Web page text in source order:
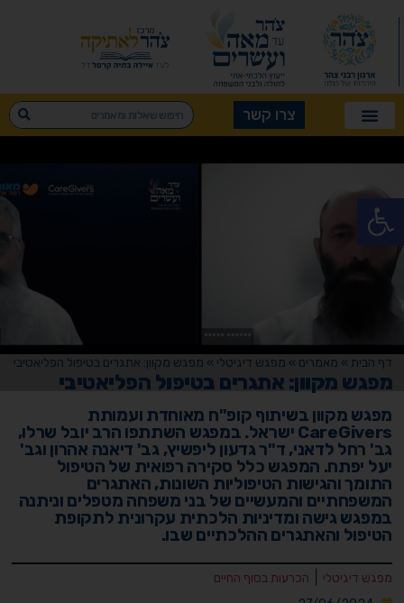
פתח סרגל נגישות
צרו קשר
דף הבית » מאמרים » מפגש דיגיטלי » מפגש מקוון: אתגרים בטיפול הפליאטיבי
מפגש מקוון: אתגרים בטיפול הפליאטיבי
מפגש מקוון בשיתוף קופ"ח מאוחדת ועמותת
CareGivers ישראל. במפגש השתתפו הרב יובל שרלו,
גב' רחל לדאני, ד"ר גדעון ליפשיץ, גב' דיאנה אהרון וגב'
יעל יפתח. המפגש כלל סקירה רפואית של הטיפול
התומך והגישות הטיפוליות השונות, האתגרים
המשפחתיים והמעשיים של בני משפחה מטפלים וניתנה
במפגש גישה ומדיניות הלכתית עקרונית לתקופת
הטיפול והאתגרים ההלכתיים שבו.
מפגש דיגיטלי
הכרעות בסוף החיים